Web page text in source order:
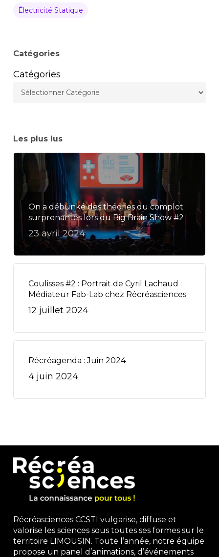
Électricité Statique
Catégories
Catégories
Les plus lus
On a débunké des théories du complot
surprenantes lors du Big Brain Show #2
23 avril 2024
Coulisses #2 : Portrait de Cyril Lachaud :
Médiateur Fab-Lab chez Récréasciences
12 juillet 2024
Récréagenda : Juin 2024
4 juin 2024
Récréasciences CCSTI vulgarise, diffuse et
valorise les sciences sous toutes ses formes sur le
territoire LIMOUSIN. Toute l’année, notre équipe
propose un panel d’animations, d’événements